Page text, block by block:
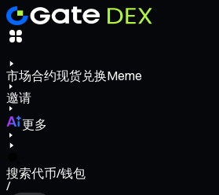
市场合约现货兑换Meme
邀请
更多
搜索代币/钱包
/